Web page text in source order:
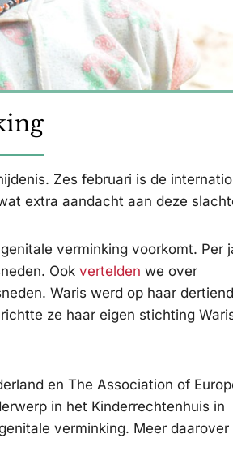
Zes februari is de
extra aandacht aan deze
verminking voorkomt. Per
Ook vertelden we over
Waris werd op haar
ze haar eigen stichting
en The Association of
in het Kinderrechtenhuis in
verminking. Meer daarover